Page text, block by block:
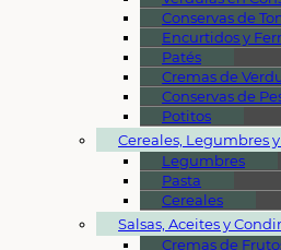
Conservas de
Encurtidos y
Patés
Cremas de
Conservas de
Potitos
Cereales, Legumbres
Legumbres
Pasta
Cereales
Salsas, Aceites y
Cremas de